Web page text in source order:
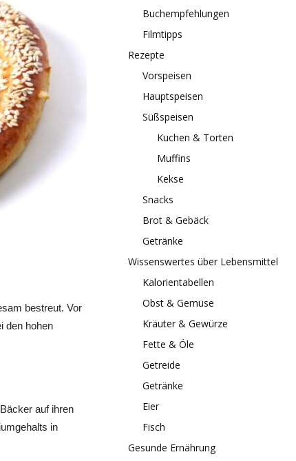
bestreut. Vor
den hohen
auf ihren
in
Buchempfehlungen
Filmtipps
Rezepte
Vorspeisen
Hauptspeisen
Süßspeisen
Kuchen & Torten
Muffins
Kekse
Snacks
Brot & Gebäck
Getränke
Wissenswertes über Lebensmittel
Kalorientabellen
Obst & Gemüse
Kräuter & Gewürze
Fette & Öle
Getreide
Getränke
Eier
Fisch
Gesunde Ernährung